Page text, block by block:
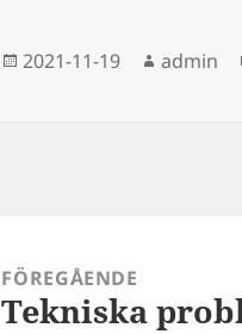
Postat
2021-11-19 admin
FÖREGÅENDE
Föregående
Tekniska